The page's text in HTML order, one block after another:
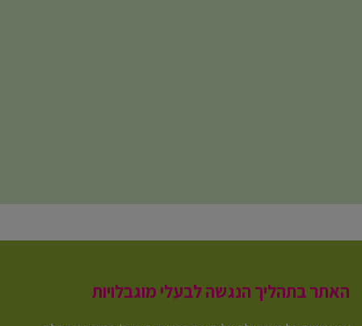
האתר בתהליך הנגשה לבעלי מוגבלויות